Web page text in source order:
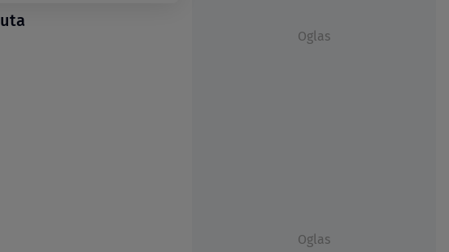
Oglas
Oglas